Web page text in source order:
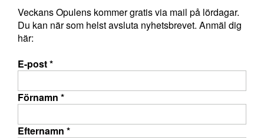
Veckans Opulens kommer gratis via mail på lördagar.
Du kan när som helst avsluta nyhetsbrevet. Anmäl dig
här:
E-post*
Förnamn *
Efternamn *